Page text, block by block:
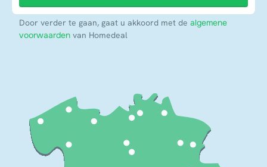
Door verder te gaan, gaat u akkoord met de algemene
voorwaarden van Homedeal